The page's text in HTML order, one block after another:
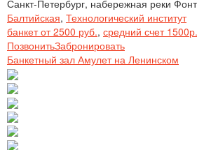
Санкт-Петербург, набережная реки
Балтийская, Технологический институт
банкет от 2500 руб., средний счет 1500р.
ПозвонитьЗабронировать
Банкетный зал Амулет на Ленинском